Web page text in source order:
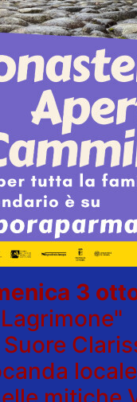
3